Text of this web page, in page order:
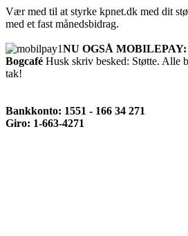
Vær med til at styrke kpnet.dk med dit
med et fast månedsbidrag.
NU OGSÅ MOBILEPAY:
Bogcafé Husk skriv besked: Støtte. Alle
tak!
Bankkonto: 1551 - 166 34 271
Giro: 1-663-4271